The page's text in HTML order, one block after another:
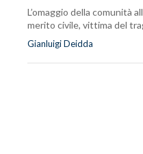
L’omaggio della comunità
merito civile, vittima del
Gianluigi Deidda